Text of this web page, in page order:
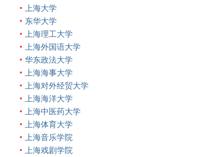
上海大学
东华大学
上海理工大学
上海外国语大学
华东政法大学
上海海事大学
上海对外经贸大学
上海海洋大学
上海中医药大学
上海体育大学
上海音乐学院
上海戏剧学院